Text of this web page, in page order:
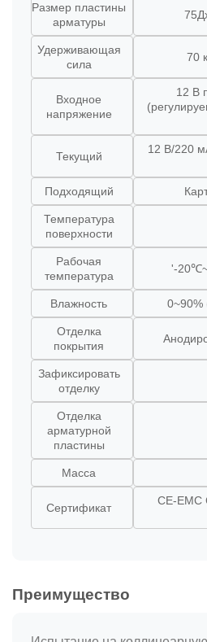
Размер пластины
арматуры
Удерживающая
сила
70
Входное
напряжение
12 В
Текущий
12 В/220
Подходящий
Температура
поверхности
Рабочая
температура
'-
Влажность 0~90%
Отделка
покрытия
Зафиксировать
отделку
Отделка
арматурной
пластины
Масса
Сертификат
CE-EMC
Преимущество